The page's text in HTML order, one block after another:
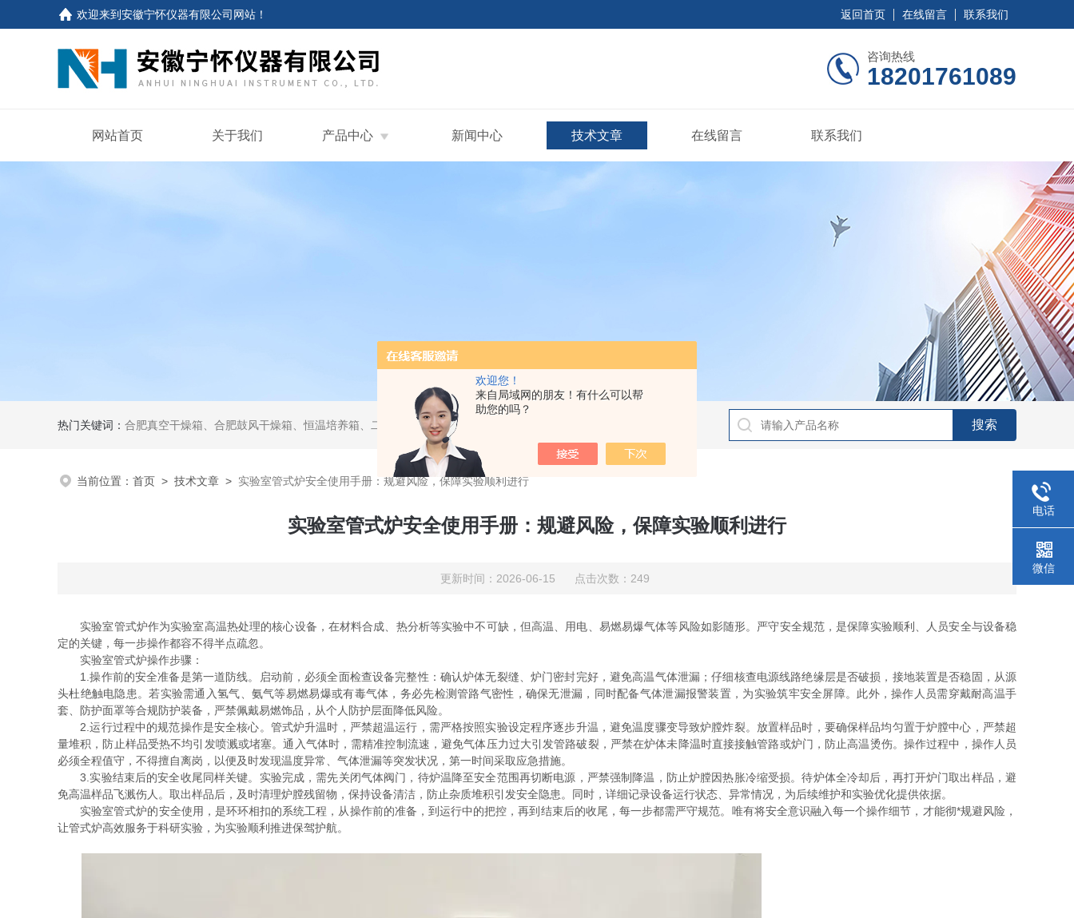
欢迎您！
来自局域网的朋友！有什么可以帮
助您的吗？
欢迎来到安徽宁怀仪器有限公司网站 ！ 返回首页 在线留言 联系我们
咨询热线
18201761089
网站首页 关于我们 产品中心 新闻中心 技术文章 在线留言 联系我们
热门关键词： 合肥真空干燥箱、合肥鼓风干燥箱、恒温培养箱、二氧化碳培养箱、恒温摇床、合肥冷冻干燥机、烘箱、低温恒温槽、恒温恒湿培养箱、人工气候培养箱
当前位置： 首页 > 技术文章 > 实验室管式炉安全使用手册：规避风险，保障实验顺利进行
实验室管式炉安全使用手册：规避风险，保障实验顺利进行
更新时间：2026-06-15 点击次数：249
实验室管式炉作为实验室高温热处理的核心设备，在材料合成、热分析等实验中不可缺，但高温、用电、易燃易爆气体等风险如影随形。严守安全规范，是保障实验顺利、人员安全与设备稳
定的关键，每一步操作都容不得半点疏忽。
实验室管式炉操作步骤：
1.操作前的安全准备是第一道防线。启动前，必须全面检查设备完整性：确认炉体无裂缝、炉门密封完好，避免高温气体泄漏；仔细核查电源线路绝缘层是否破损，接地装置是否稳固，从源
头杜绝触电隐患。若实验需通入氢气、氨气等易燃易爆或有毒气体，务必先检测管路气密性，确保无泄漏，同时配备气体泄漏报警装置，为实验筑牢安全屏障。此外，操作人员需穿戴耐高温手
套、防护面罩等合规防护装备，严禁佩戴易燃饰品，从个人防护层面降低风险。
2.运行过程中的规范操作是安全核心。管式炉升温时，严禁超温运行，需严格按照实验设定程序逐步升温，避免温度骤变导致炉膛炸裂。放置样品时，要确保样品均匀置于炉膛中心，严禁超
量堆积，防止样品受热不均引发喷溅或堵塞。通入气体时，需精准控制流速，避免气体压力过大引发管路破裂，严禁在炉体未降温时直接接触管路或炉门，防止高温烫伤。操作过程中，操作人员
必须全程值守，不得擅自离岗，以便及时发现温度异常、气体泄漏等突发状况，第一时间采取应急措施。
3.实验结束后的安全收尾同样关键。实验完成，需先关闭气体阀门，待炉温降至安全范围再切断电源，严禁强制降温，防止炉膛因热胀冷缩受损。待炉体全冷却后，再打开炉门取出样品，避
免高温样品飞溅伤人。取出样品后，及时清理炉膛残留物，保持设备清洁，防止杂质堆积引发安全隐患。同时，详细记录设备运行状态、异常情况，为后续维护和实验优化提供依据。
实验室管式炉的安全使用，是环环相扣的系统工程，从操作前的准备，到运行中的把控，再到结束后的收尾，每一步都需严守规范。唯有将安全意识融入每一个操作细节，才能彻*规避风险，
让管式炉高效服务于科研实验，为实验顺利推进保驾护航。
电话
微信